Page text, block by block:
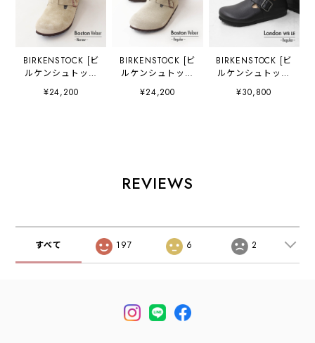
BIRKENSTOCK [ビ
ルケンシュトック
正規販売店]
Boston VL -
¥24,200
BIRKENSTOCK [ビ
ルケンシュトック
正規販売店]
Boston VL -
MEN'S/LADY'S
¥24,200
BIRKENSTOCK [ビ
ルケンシュトック
正規販売店]
London WB LE -
¥30,800
REVIEWS
すべて 197 6 2